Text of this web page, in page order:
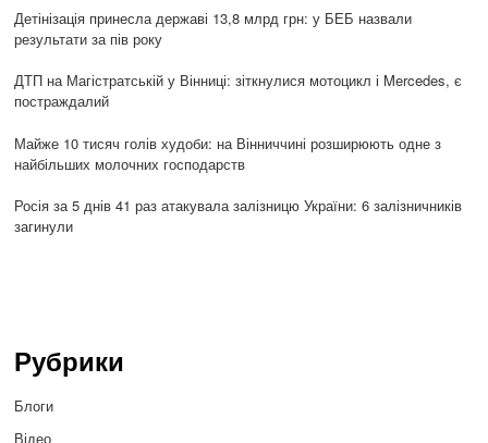
Детінізація принесла державі 13,8 млрд грн: у БЕБ назвали
результати за пів року
ДТП на Магістратській у Вінниці: зіткнулися мотоцикл і Mercedes, є
постраждалий
Майже 10 тисяч голів худоби: на Вінниччині розширюють одне з
найбільших молочних господарств
Росія за 5 днів 41 раз атакувала залізницю України: 6 залізничників
загинули
Рубрики
Блоги
Відео